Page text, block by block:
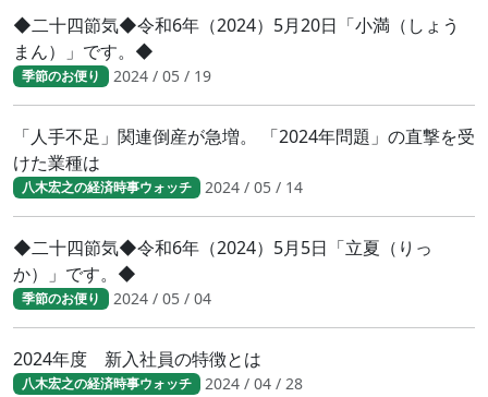
◆二十四節気◆令和6年（2024）5月20日「小満（しょう
まん）」です。◆
季節のお便り 2024 / 05 / 19
「人手不足」関連倒産が急増。 「2024年問題」の直撃を受
けた業種は
八木宏之の経済時事ウォッチ 2024 / 05 / 14
◆二十四節気◆令和6年（2024）5月5日「立夏（りっ
か）」です。◆
季節のお便り 2024 / 05 / 04
2024年度 新入社員の特徴とは
八木宏之の経済時事ウォッチ 2024 / 04 / 28